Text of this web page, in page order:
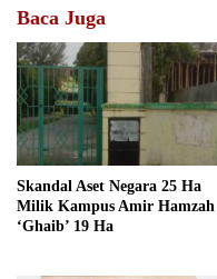
Baca Juga
Skandal Aset Negara 25 Ha
Milik Kampus Amir Hamzah
‘Ghaib’ 19 Ha